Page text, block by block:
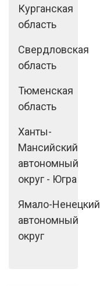
Курганская
область
Свердловская
область
Тюменская
область
Ханты-
Мансийский
автономный
округ - Югра
Ямало-Ненецкий
автономный
округ